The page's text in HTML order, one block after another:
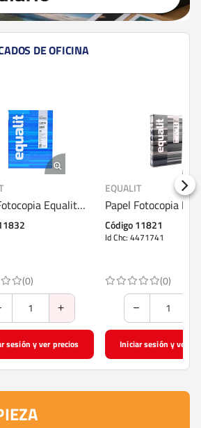
DE OFICINA
Papel Fotocopia Equalit
Multiuso Oficio 500 Hojas
Código 11821
Id Chc: 4471741
(0)
Iniciar sesión y ver precios